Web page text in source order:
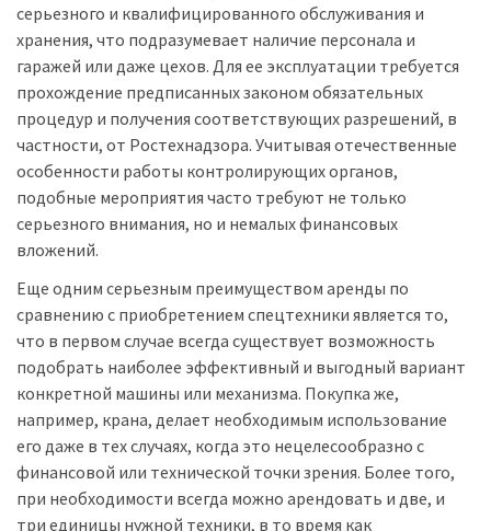
серьезного и квалифицированного обслуживания и
хранения, что подразумевает наличие персонала и
гаражей или даже цехов. Для ее эксплуатации требуется
прохождение предписанных законом обязательных
процедур и получения соответствующих разрешений, в
частности, от Ростехнадзора. Учитывая отечественные
особенности работы контролирующих органов,
подобные мероприятия часто требуют не только
серьезного внимания, но и немалых финансовых
вложений.
Еще одним серьезным преимуществом аренды по
сравнению с приобретением спецтехники является то,
что в первом случае всегда существует возможность
подобрать наиболее эффективный и выгодный вариант
конкретной машины или механизма. Покупка же,
например, крана, делает необходимым использование
его даже в тех случаях, когда это нецелесообразно с
финансовой или технической точки зрения. Более того,
при необходимости всегда можно арендовать и две, и
три единицы нужной техники, в то время как